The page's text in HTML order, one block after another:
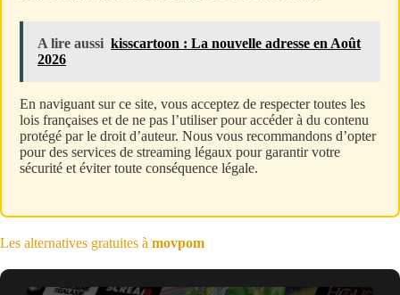
A lire aussi kisscartoon : La nouvelle adresse en Août
2026
En naviguant sur ce site, vous acceptez de respecter toutes les
lois françaises et de ne pas l’utiliser pour accéder à du contenu
protégé par le droit d’auteur. Nous vous recommandons d’opter
pour des services de streaming légaux pour garantir votre
sécurité et éviter toute conséquence légale.
Les alternatives gratuites à movpom